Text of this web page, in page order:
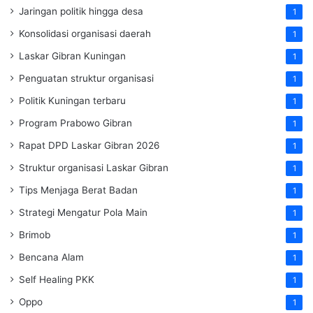
Jaringan politik hingga desa 1
Konsolidasi organisasi daerah 1
Laskar Gibran Kuningan 1
Penguatan struktur organisasi 1
Politik Kuningan terbaru 1
Program Prabowo Gibran 1
Rapat DPD Laskar Gibran 2026 1
Struktur organisasi Laskar Gibran 1
Tips Menjaga Berat Badan 1
Strategi Mengatur Pola Main 1
Brimob 1
Bencana Alam 1
Self Healing PKK 1
Oppo 1